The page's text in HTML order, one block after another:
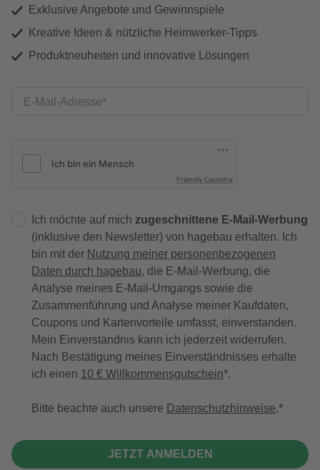
Exklusive Angebote und Gewinnspiele
Kreative Ideen & nützliche Heimwerker-Tipps
Produktneuheiten und innovative Lösungen
E-Mail-Adresse
Friendly Captcha
Ich möchte auf mich zugeschnittene E-Mail-Werbung
(inklusive den Newsletter) von hagebau erhalten. Ich
bin mit der Nutzung meiner personenbezogenen
Daten durch hagebau, die E-Mail-Werbung, die
Analyse meines E-Mail-Umgangs sowie die
Zusammenführung und Analyse meiner Kaufdaten,
Coupons und Kartenvorteile umfasst, einverstanden.
Mein Einverständnis kann ich jederzeit widerrufen.
Nach Bestätigung meines Einverständnisses erhalte
ich einen 10 € Willkommensgutschein*.
Bitte beachte auch unsere Datenschutzhinweise.
JETZT ANMELDEN